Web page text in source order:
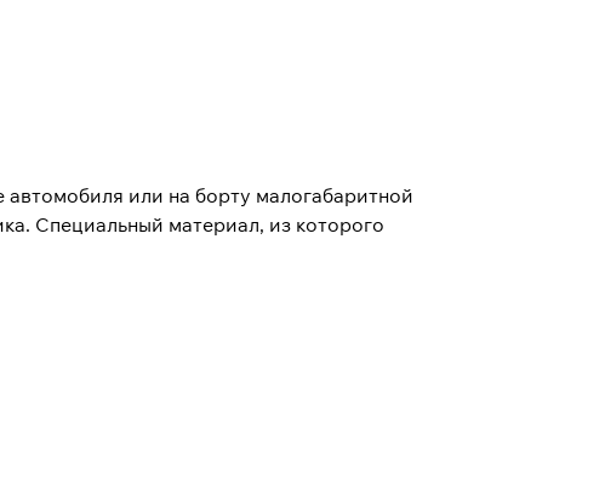
или на борту малогабаритной
Специальный материал, из которого